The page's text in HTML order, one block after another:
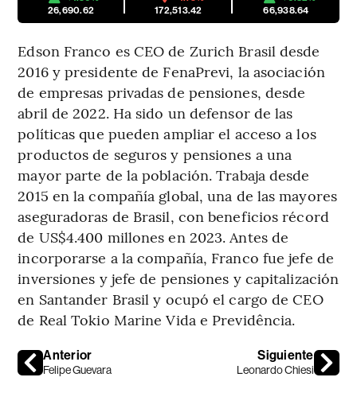
26,690.62
172,513.42
66,938.64
Edson Franco es CEO de Zurich Brasil desde
2016 y presidente de FenaPrevi, la asociación
de empresas privadas de pensiones, desde
abril de 2022. Ha sido un defensor de las
políticas que pueden ampliar el acceso a los
productos de seguros y pensiones a una
mayor parte de la población. Trabaja desde
2015 en la compañía global, una de las mayores
aseguradoras de Brasil, con beneficios récord
de US$4.400 millones en 2023. Antes de
incorporarse a la compañía, Franco fue jefe de
inversiones y jefe de pensiones y capitalización
en Santander Brasil y ocupó el cargo de CEO
de Real Tokio Marine Vida e Previdência.
Anterior
Felipe Guevara
Siguiente
Leonardo Chiesi